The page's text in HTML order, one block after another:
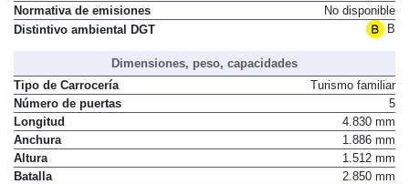
Normativa de emisiones
No disponible
Distintivo ambiental DGT
B
Dimensiones, peso, capacidades
Tipo de Carrocería
Turismo familiar
Número de puertas
5
Longitud
4.830 mm
Anchura
1.886 mm
Altura
1.512 mm
Batalla
2.850 mm